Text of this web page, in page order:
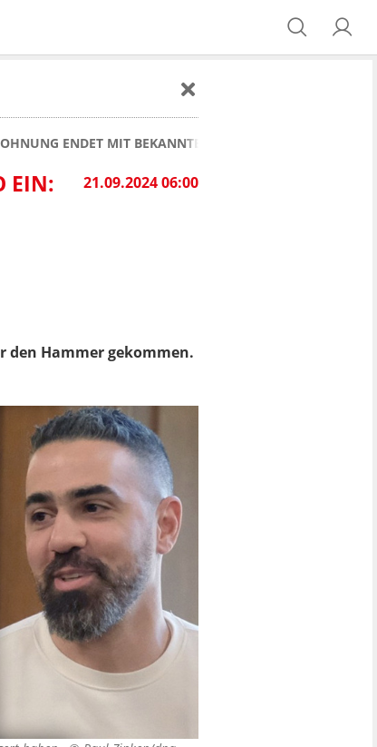
ENDET MIT BEKANNTEM BIETER
21.09.2024 06:00
EIN:
den Hammer gekommen.